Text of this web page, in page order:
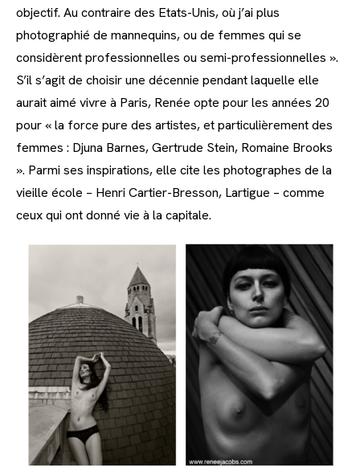
objectif. Au contraire des Etats-Unis, où j’ai plus
photographié de mannequins, ou de femmes qui se
considèrent professionnelles ou semi-professionnelles ».
S’il s’agit de choisir une décennie pendant laquelle elle
aurait aimé vivre à Paris, Renée opte pour les années 20
pour « la force pure des artistes, et particulièrement des
femmes : Djuna Barnes, Gertrude Stein, Romaine Brooks
». Parmi ses inspirations, elle cite les photographes de la
vieille école – Henri Cartier-Bresson, Lartigue – comme
ceux qui ont donné vie à la capitale.